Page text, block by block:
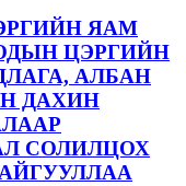
ЯАМ
ЦЭРГИЙН
АЛБАН
ДАХИН
СОЛИЛЦОХ